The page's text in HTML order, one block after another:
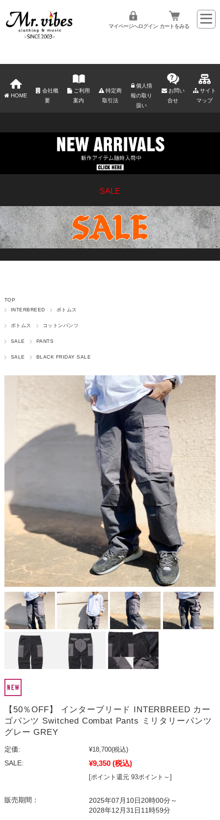
マイページへログイン カートをみる
HOME
会社概
要
ご利用
案内
特定商
取引法
個人情
報の取り
扱い
お問い
合せ
サイト
マップ
SALE
TOP
INTERBREED
ボトムス
ボトムス コットンパンツ
SALE PANTS
SALE BLACK FRIDAY SALE
【50％OFF】 インターブリード INTERBREED カー
ゴパンツ Switched Combat Pants ミリタリーパンツ
グレー GREY
定価: ¥18,700(税込)
SALE:
¥9,350 (税込)
[ポイント還元 93ポイント～]
販売期間：
2025年07月10日20時00分～
2028年12月31日11時59分